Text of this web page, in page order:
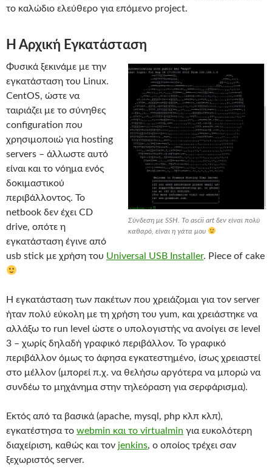
το καλώδιο ελεύθερο για επόμενο project.
Η Αρχική Εγκατάσταση
Σύνδεση με SSH. Το ascii art δεν είναι πολύ
καθαρό, είναι η γάτα μου
Φυσικά ξεκινάμε με την
εγκατάσταση του Linux.
CentOS, ώστε να
ταιριάζει με το σύνηθες
configuration που
χρησιμοποιώ για hosting
servers – άλλωστε αυτό
είναι και το νόημα ενός
δοκιμαστικού
περιβάλλοντος. Το
netbook δεν έχει CD
drive, οπότε η
εγκατάσταση έγινε από
usb stick με χρήση του Universal USB Installer. Piece of cake
Η εγκατάσταση των πακέτων που χρειάζομαι για τον server
ήταν πολύ εύκολη με τη χρήση του yum, και χρειάστηκε να
αλλάξω το run level ώστε ο υπολογιστής να ανοίγει σε level
3 – χωρίς δηλαδή γραφικό περιβάλλον. Το γραφικό
περιβάλλον όμως το άφησα εγκατεστημένο, ίσως χρειαστεί
στο μέλλον (μπορεί π.χ. να θελήσω αργότερα να μπορώ να
συνδέω το μηχάνημα στην τηλεόραση για σερφάρισμα).
Εκτός από τα βασικά (apache, mysql, php κλπ κλπ),
εγκατέστησα το webmin και το virtualmin για ευκολότερη
διαχείριση, καθώς και τον jenkins, ο οποίος τρέχει σαν
ξεχωριστός server.